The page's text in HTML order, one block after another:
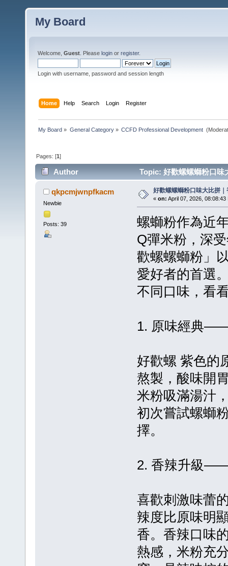
My Board
Welcome, Guest . Please login or register.
Login with username, password and session length
Home Help Search Login Register
My Board » General Category» CCFD Professional Development
Pages: [1]
Author Topic: 好歡螺螺螄粉口味
qkpcmjwnpfkacm
Newbie
Posts: 39
好歡螺螺螄粉口味大比拼
« on: April 07, 2026, 08:08:43
螺螄粉作為近
Q彈米粉，深
歡螺螺螄粉」
愛好者的首選
不同口味，看
1. 原味經典
好歡螺 紫色的
熬製，酸味開
米粉吸滿湯汁
初次嘗試螺螄
擇。
2. 香辣升級
喜歡刺激味蕾
辣度比原味明
香。香辣口味
熱感，米粉充